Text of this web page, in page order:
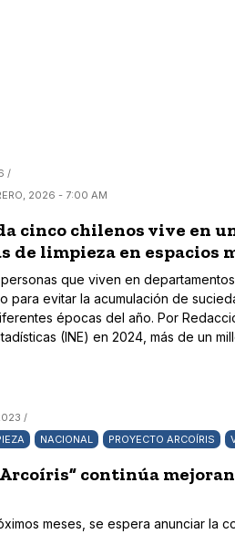
/
2026 - 7:00 AM
cinco chilenos vive en
de limpieza en espacios
que viven en
para evitar la acumulación de
épocas del año. Por
(INE) en 2024, más de un
/
NACIONAL PROYECTO ARCOÍRIS
continúa
meses, se espera anunciar la